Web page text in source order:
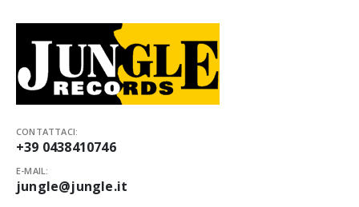
CONTATTACI:
+39 0438410746
E-MAIL:
jungle@jungle.it